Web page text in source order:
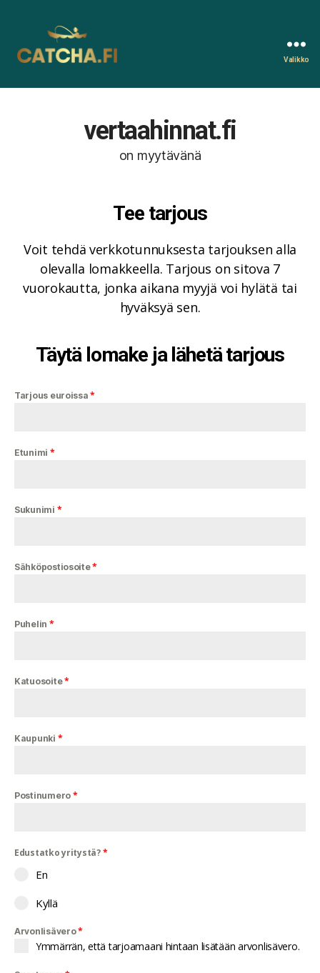
Valikko
vertaahinnat.fi
on myytävänä
Tee tarjous
Voit tehdä verkkotunnuksesta tarjouksen alla
olevalla lomakkeella. Tarjous on sitova 7
vuorokautta, jonka aikana myyjä voi hylätä tai
hyväksyä sen.
Täytä lomake ja lähetä tarjous
Tarjous euroissa*
Etunimi *
Sukunimi *
Sähköpostiosoite*
Puhelin *
Katuosoite*
Kaupunki *
Postinumero *
Edustatko yritystä?*
En
Kyllä
Arvonlisävero*
Ymmärrän, että tarjoamaani hintaan lisätään arvonlisävero.